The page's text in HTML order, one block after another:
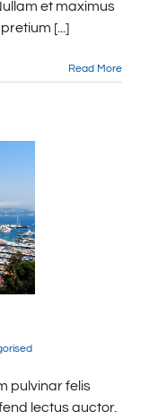
et maximus
[...]
Read More
pulvinar felis
lectus auctor.